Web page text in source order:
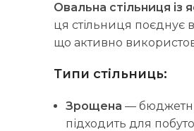
Овальна стільниця із
ця стільниця поєднує
що активно
Типи стільниць:
Зрощена —
підходить для